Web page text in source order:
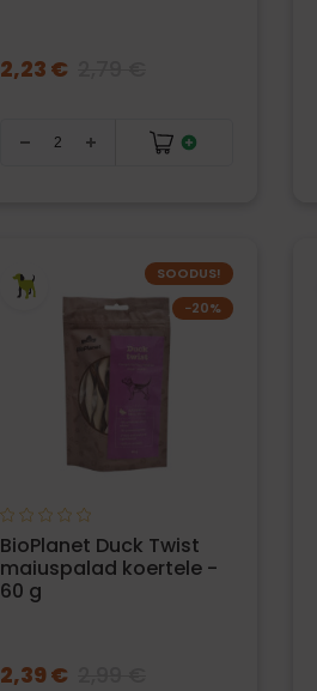
2,23 €
SOODUS!
−20%
BioPlanet Duck Twist
maiuspalad koertele -
60 g
2,39 €